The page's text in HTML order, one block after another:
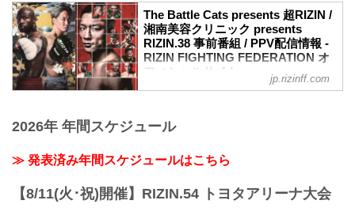
美容クリニック presents RIZIN.38
日時
2022年9月25日（日）10:30開場 / 12:00開
始
※RIZIN.38は超RIZIN終了後、1時間の休
憩を挟んで開始いたします。尚15:00開始
さい。
20:00〜21:00頃
予定時間が前後することがありますので
ご...
The Battle Cats presents 超RIZIN /
湘南美容クリニック presents
RIZIN.38 事前番組 / PPV配信情報 -
RIZIN FIGHTING FEDERATION オ
フィシャルサイト
9月25日（日）さいたまスーパーアリーナ
超RIZIN / 湘南美容クリニック presents
PPV配信チケット情報をまとめたぞ！
会場に来れない方はお好きな配信サービ
湘南美容クリニック presents RIZIN.38
jp.rizinff.com
2026年 年間スケジュール
≫ 発表済み年間スケジュールはこちら
【8/11(火･祝)開催】RIZIN.54 トヨタアリーナ大会